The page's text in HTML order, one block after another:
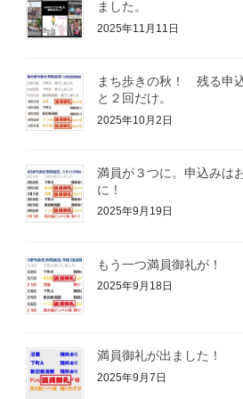
ました。
2025年11月11日
まち歩きの秋！ 残る申
と２回だけ。
2025年10月2日
満員が３つに。申込みは
に！
2025年9月19日
もう一つ満員御礼が！
2025年9月18日
満員御礼が出ました！
2025年9月7日